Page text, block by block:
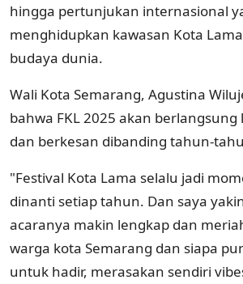
hingga pertunjukan internasional
menghidupkan kawasan Kota
budaya dunia.
Wali Kota Semarang, Agustina
bahwa FKL 2025 akan
dan berkesan dibanding tahun-
"Festival Kota Lama selalu jadi
dinanti setiap tahun. Dan saya
acaranya makin lengkap dan
warga kota Semarang dan siapa
untuk hadir, merasakan sendiri